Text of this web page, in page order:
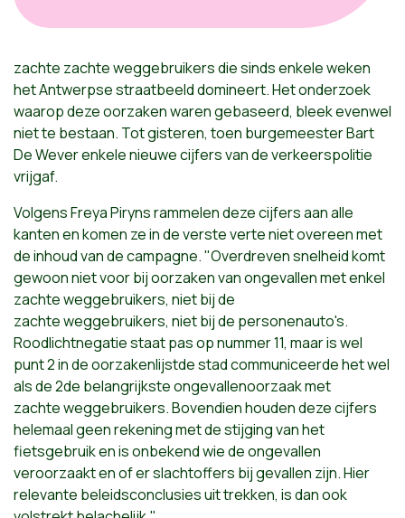
zachte zachteweggebruikers die sinds enkele weken
het Antwerpse straatbeeld domineert. Het onderzoek
waarop deze oorzaken waren gebaseerd, bleek evenwel
niet te bestaan. Tot gisteren, toen burgemeester Bart
De Wever enkele nieuwe cijfers van de verkeerspolitie
vrijgaf.
Volgens Freya Piryns rammelen deze cijfers aan alle
kanten en komen ze in de verste verte niet overeen met
de inhoud van de campagne. "Overdreven snelheid komt
gewoon niet voor bij oorzaken van ongevallen met enkel
zachteweggebruikers, niet bij de
zachteweggebruikers, niet bij de personenauto's.
Roodlichtnegatie staat pas op nummer 11, maar is wel
punt 2 in de oorzakenlijstde stad communiceerde het wel
als de 2de belangrijkste ongevallenoorzaak met
zachteweggebruikers. Bovendien houden deze cijfers
helemaal geen rekening met de stijging van het
fietsgebruik en is onbekend wie de ongevallen
veroorzaakt en of er slachtoffers bij gevallen zijn. Hier
relevante beleidsconclusies uit trekken, is dan ook